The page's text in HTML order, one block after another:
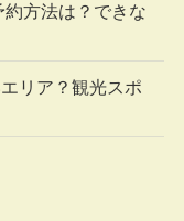
約方法は？できな
リア？観光スポ